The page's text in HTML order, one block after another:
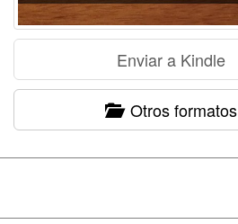
Otros formatos